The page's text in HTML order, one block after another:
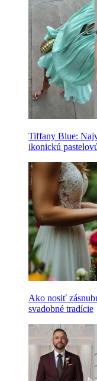
Tiffany Blue:
ikonickú
Ako nosiť
svadobné tradície